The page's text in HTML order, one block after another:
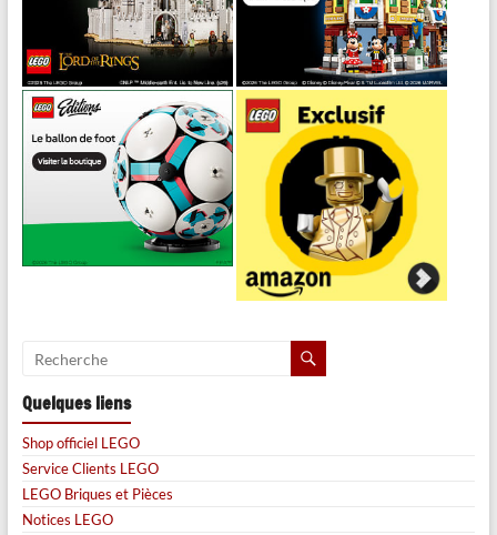
Quelques liens
Shop officiel LEGO
Service Clients LEGO
LEGO Briques et Pièces
Notices LEGO